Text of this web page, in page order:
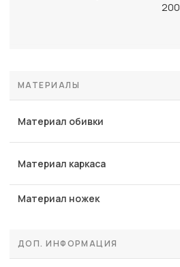
200
МАТЕРИАЛЫ
Материал обивки
Материал каркаса
Материал ножек
ДОП. ИНФОРМАЦИЯ